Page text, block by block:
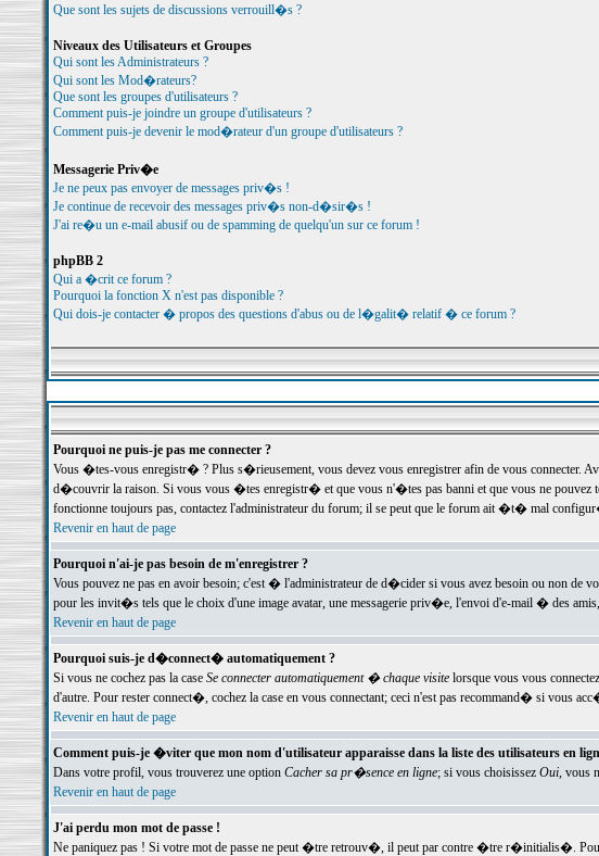
Que sont les sujets de discussions verrouill�s ?
Niveaux des Utilisateurs et Groupes
Qui sont les Administrateurs ?
Qui sont les Mod�rateurs?
Que sont les groupes d'utilisateurs ?
Comment puis-je joindre un groupe d'utilisateurs ?
Comment puis-je devenir le mod�rateur d'un groupe d'utilisateurs ?
Messagerie Priv�e
Je ne peux pas envoyer de messages priv�s !
Je continue de recevoir des messages priv�s non-d�sir�s !
J'ai re�u un e-mail abusif ou de spamming de quelqu'un sur ce forum !
phpBB 2
Qui a �crit ce forum ?
Pourquoi la fonction X n'est pas disponible ?
Qui dois-je contacter � propos des questions d'abus ou de l�galit� relatif � ce forum ?
Pourquoi ne puis-je pas me connecter ?
Vous �tes-vous enregistr� ? Plus s�rieusement, vous devez vous enregistrer afin de vous
d�couvrir la raison. Si vous vous �tes enregistr� et que vous n'�tes pas banni et que vous ne
fonctionne toujours pas, contactez l'administrateur du forum; il se peut que le forum ait �t� mal
Revenir en haut de page
Pourquoi n'ai-je pas besoin de m'enregistrer ?
Vous pouvez ne pas en avoir besoin; c'est � l'administrateur de d�cider si vous avez besoin ou non de
pour les invit�s tels que le choix d'une image avatar, une messagerie priv�e, l'envoi d'e-mail � des
Revenir en haut de page
Pourquoi suis-je d�connect� automatiquement ?
Si vous ne cochez pas la case Se connecter automatiquement � chaque visitelorsque vous vous
d'autre. Pour rester connect�, cochez la case en vous connectant; ceci n'est pas recommand� si
Revenir en haut de page
Comment puis-je �viter que mon nom d'utilisateur apparaisse dans la liste des utilisateurs en
Dans votre profil, vous trouverez une option Cacher sa pr�sence en ligne; si vous choisissez Oui, vous
Revenir en haut de page
J'ai perdu mon mot de passe !
Ne paniquez pas ! Si votre mot de passe ne peut �tre retrouv�, il peut par contre �tre r�initialis�.